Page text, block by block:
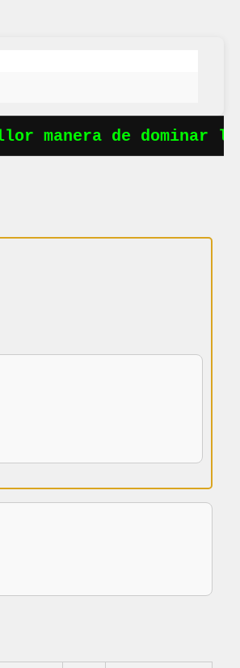
manera de dominar